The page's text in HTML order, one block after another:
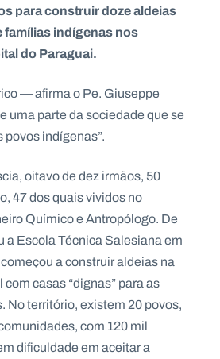
para construir doze aldeias
famílias indígenas nos
do Paraguai.
— afirma o Pe. Giuseppe
parte da sociedade que se
indígenas”.
oitavo de dez irmãos, 50
47 dos quais vividos no
Químico e Antropólogo. De
a Escola Técnica Salesiana em
a construir aldeias na
casas “dignas” para as
No território, existem 20 povos,
com 120 mil
dificuldade em aceitar a